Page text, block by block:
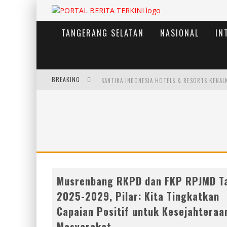
TANGERANG SELATAN NASIONAL
BREAKING
Musrenbang RKPD dan FKP RPJMD
2025-2029, Pilar: Kita Tingkatkan
Capaian Positif untuk